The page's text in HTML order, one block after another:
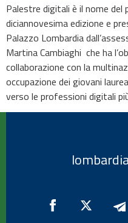
Palestre digitali è il nome
diciannovesima edizione e
Palazzo Lombardia
Martina Cambiaghi che ha
collaborazione con la
occupazione dei giovani
verso le professioni digitali